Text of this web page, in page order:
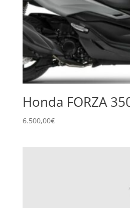
Honda FORZA
6.500,00€